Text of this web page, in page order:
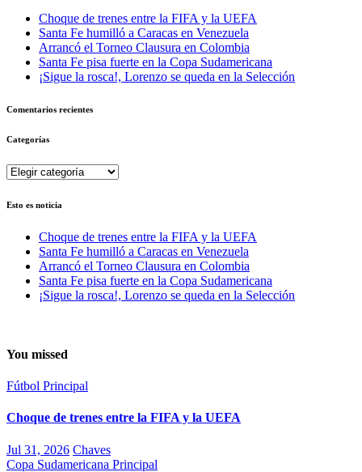
Choque de trenes entre la FIFA y la UEFA
Santa Fe humilló a Caracas en Venezuela
Arrancó el Torneo Clausura en Colombia
Santa Fe pisa fuerte en la Copa Sudamericana
¡Sigue la rosca!, Lorenzo se queda en la Selección
Comentarios recientes
Categorías
Categorías
Esto es noticia
Choque de trenes entre la FIFA y la UEFA
Santa Fe humilló a Caracas en Venezuela
Arrancó el Torneo Clausura en Colombia
Santa Fe pisa fuerte en la Copa Sudamericana
¡Sigue la rosca!, Lorenzo se queda en la Selección
You missed
Fútbol Principal
Choque de trenes entre la FIFA y la UEFA
Jul 31, 2026 Chaves
Copa Sudamericana Principal